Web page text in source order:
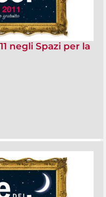
negli Spazi per la